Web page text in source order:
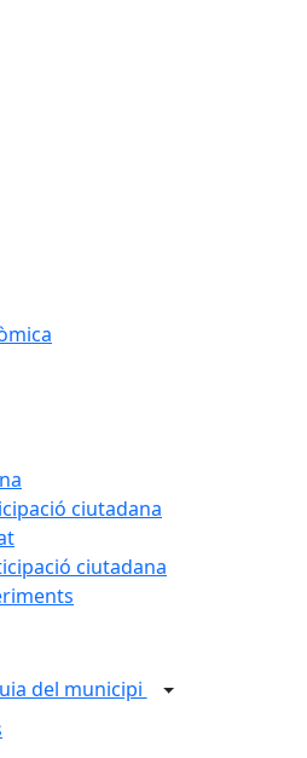
ciutadana
ciutadana
del municipi